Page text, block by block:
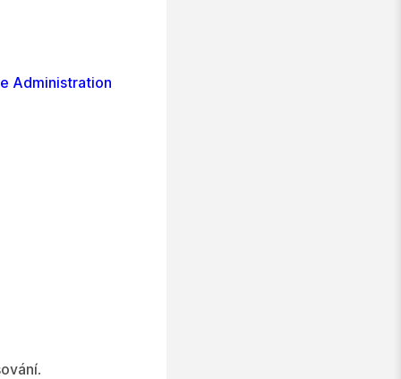
Administration
.